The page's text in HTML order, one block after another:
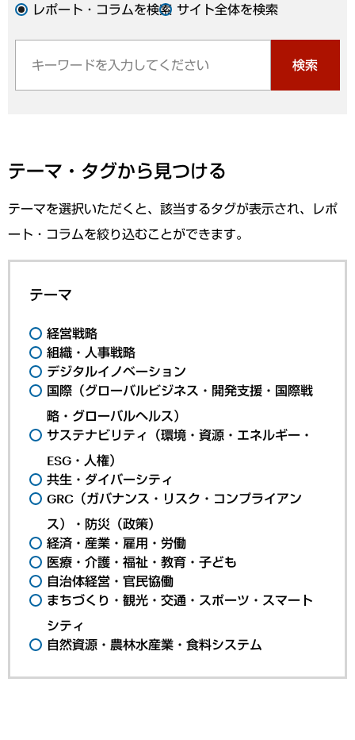
レポート・コラムを検索 サイト全体を検索
検索
テーマ・タグから見つける
テーマを選択いただくと、該当するタグが表示され、レポ
ート・コラムを絞り込むことができます。
テーマ
経営戦略
組織・人事戦略
デジタルイノベーション
国際（グローバルビジネス・開発支援・国際戦
略・グローバルヘルス）
サステナビリティ（環境・資源・エネルギー・
ESG・人権）
共生・ダイバーシティ
GRC（ガバナンス・リスク・コンプライアン
ス）・防災（政策）
経済・産業・雇用・労働
医療・介護・福祉・教育・子ども
自治体経営・官民協働
まちづくり・観光・交通・スポーツ・スマート
シティ
自然資源・農林水産業・食料システム